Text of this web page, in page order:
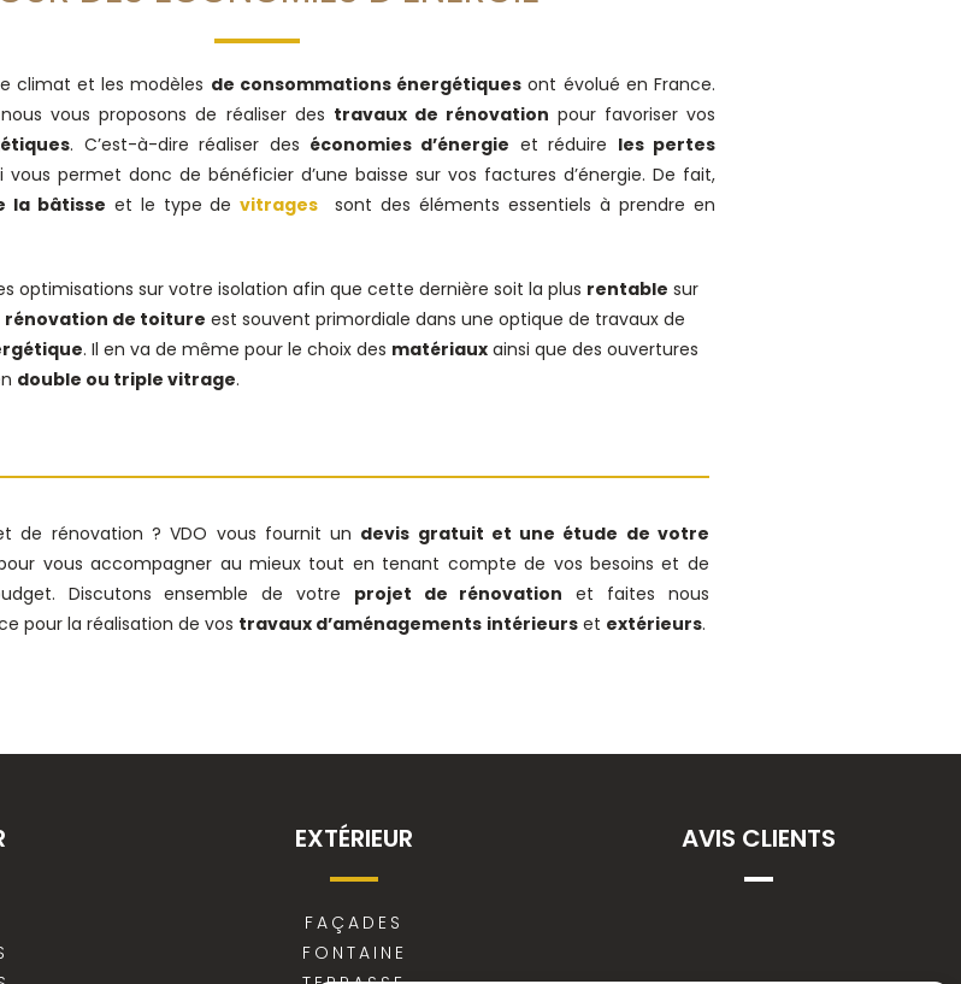
climat et les modèles de consommations énergétiques ont évolué en France.
vous proposons de réaliser des travaux de rénovation pour favoriser vos
. C’est-à-dire réaliser des économies d’énergie et réduire les pertes
vous permet donc de bénéficier d’une baisse sur vos factures d’énergie. De fait,
la bâtisse et le type devitrages sont des éléments essentiels à prendre en
optimisations sur votre isolation afin que cette dernière soit la plus rentable sur
rénovation de toiture est souvent primordiale dans une optique de travaux de
. Il en va de même pour le choix des matériauxainsi que des ouvertures
double ou triple vitrage.
de rénovation ? VDO vous fournit un devis gratuit et une étude de votre
vous accompagner au mieux tout en tenant compte de vos besoins et de
Discutons ensemble de votre projet de rénovation et faites nous
pour la réalisation de vos travaux d’aménagements intérieurset extérieurs.
EXTÉRIEUR
FAÇADES
FONTAINE
AVIS CLIENTS